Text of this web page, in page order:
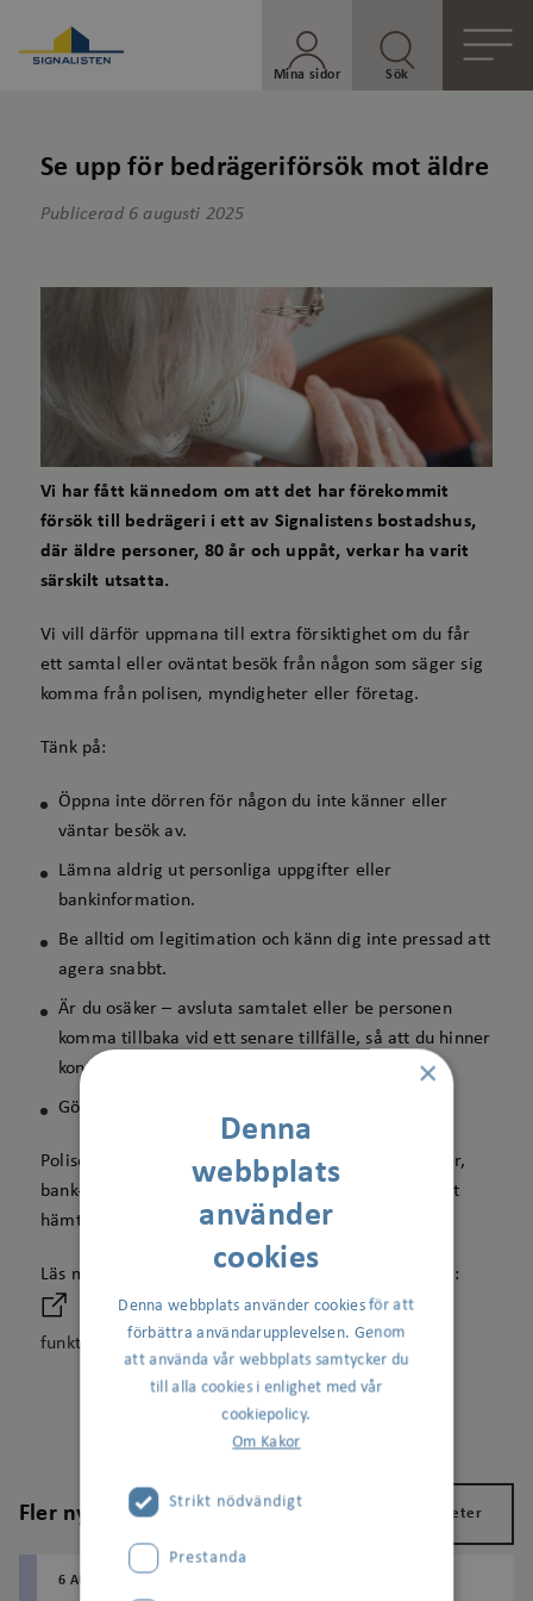
Mina sidor Sök
Se upp för bedrägeriförsök mot äldre
Publicerad 6 augusti 2025
Vi har fått kännedom om att det har förekommit
försök till bedrägeri i ett av Signalistens bostadshus,
där äldre personer, 80 år och uppåt, verkar ha varit
särskilt utsatta.
Vi vill därför uppmana till extra försiktighet om du får
ett samtal eller oväntat besök från någon som säger sig
komma från polisen, myndigheter eller företag.
Tänk på:
Öppna inte dörren för någon du inte känner eller
väntar besök av.
Lämna aldrig ut personliga uppgifter eller
bankinformation.
Be alltid om legitimation och känn dig inte pressad att
agera snabbt.
Är du osäker – avsluta samtalet eller be personen
komma tillbaka vid ett senare tillfälle, så att du hinner
kontrollera uppgifterna.
Gör en polisanmälan om du har blivit utsatt.
Polisen ringer aldrig upp för att be om kontonummer,
bank-ID, eller för att skicka någon hem till dig för att
hämta något.
Läs mer om hur du skyddar dig mot bedrägerier här:
Brott mot äldre och personer med
funktionsnedsättning (polisen.se)
Fler nyheter Visa alla nyheter
6 AUGUSTI 2026
×
Denna
webbplats
använder
cookies
Denna webbplats använder cookies för att
förbättra användarupplevelsen. Genom
att använda vår webbplats samtycker du
till alla cookies i enlighet med vår
cookiepolicy.
Om Kakor
Strikt nödvändigt
Prestanda